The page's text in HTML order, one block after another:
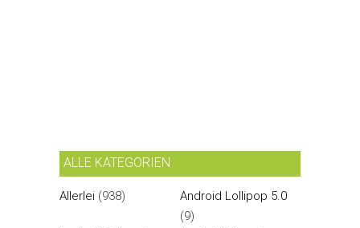
ALLE KATEGORIEN
Allerlei (938)
Android Lollipop 5.0
(9)